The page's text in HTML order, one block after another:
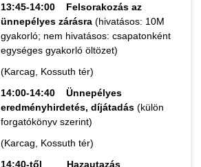
13:45-14:00 Felsorakozás az
ünnepélyes zárásra(hivatásos: 10M
gyakorló; nem hivatásos: csapatonként
egységes gyakorló öltözet)
(Karcag, Kossuth tér)
14:00-14:40 Ünnepélyes
eredményhirdetés, díjátadás (külön
forgatókönyv szerint)
(Karcag, Kossuth tér)
14:40-től Hazautazás